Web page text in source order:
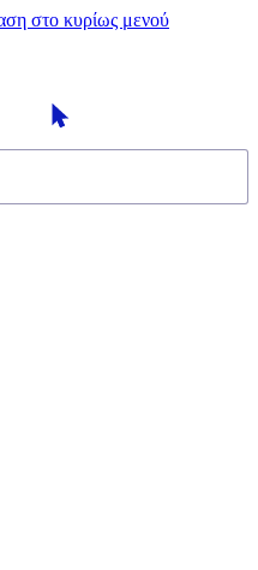
στο κυρίως μενού